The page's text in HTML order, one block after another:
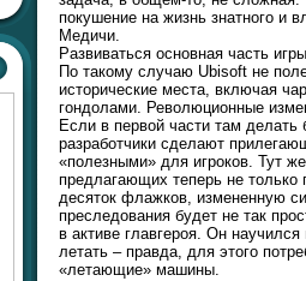
покушение на жизнь знатного и
Медичи.
Развиваться основная часть
По такому случаю Ubisoft не
исторические места, включая
гондолами. Революционные
Если в первой части там
разработчики сделают
«полезными» для игроков. Тут
предлагающих теперь не только
десяток флажков, измененную
преследования будет не так
в активе главгероя. Он
летать – правда, для этого
«летающие» машины.